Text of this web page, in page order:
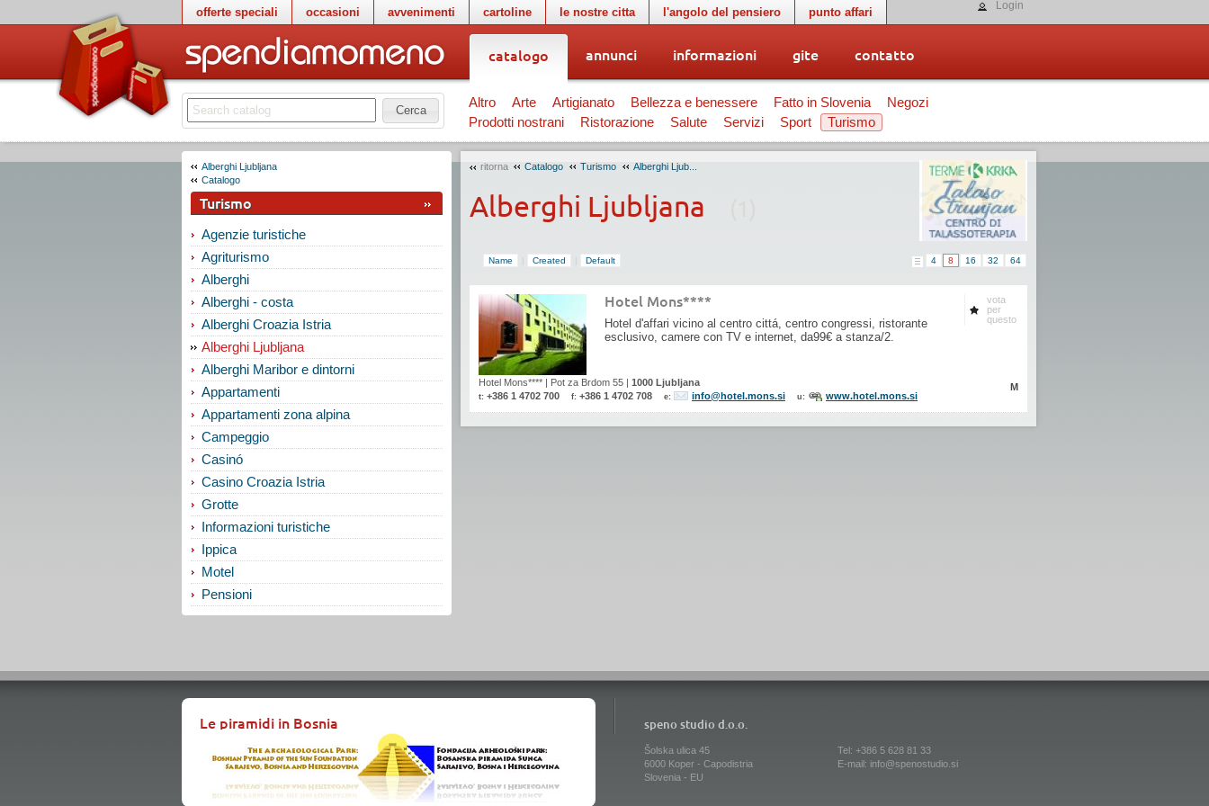
offerte speciali occasioni avvenimenti cartoline le nostre citta l'angolo del pensiero punto affari Login
catalogo annunci informazioni gite contatto
Cerca
Altro Arte Artigianato Bellezza e benessere Fatto in Slovenia
Negozi
Prodotti nostrani
Ristorazione Salute Servizi Sport Turismo
Alberghi Ljubljana
Catalogo
Turismo
Agenzie turistiche
Agriturismo
Alberghi
Alberghi - costa
Alberghi Croazia Istria
Alberghi Ljubljana
Alberghi Maribor e dintorni
Appartamenti
Appartamenti zona alpina
Campeggio
Casinó
Casino Croazia Istria
Grotte
Informazioni turistiche
Ippica
Motel
Pensioni
ritorna Catalogo Turismo Alberghi Ljub...
Alberghi Ljubljana
4 8 16 32 64
Name Created Default
Hotel Mons****
Hotel d'affari vicino al centro cittá, centro congressi, ristorante
esclusivo, camere con TV e internet, da99€ a stanza/2.
vota
per
questo
Hotel Mons**** Pot za Brdom 55 1000 Ljubljana
t: +386 1 4702 700 f: +386 1 4702 708 e: info@hotel.mons.si u: www.hotel.mons.si
M
Le piramidi in Bosnia speno studio d.o.o.
Šolska ulica 45
6000 Koper - Capodistria
Slovenia - EU
Tel: +386 5 628 81 33
E-mail: info@spenostudio.si